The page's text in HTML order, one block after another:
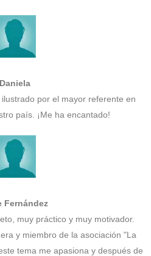
Daniela
por el mayor referente en
país. ¡Me ha encantado!
Fernández
muy práctico y muy motivador.
y miembro de la asociación "La
tema me apasiona y después de